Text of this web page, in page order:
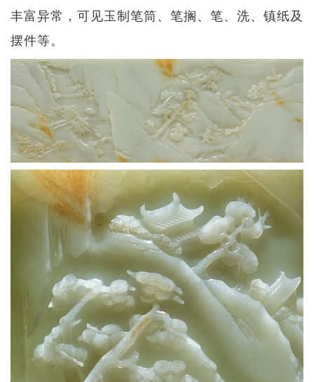
丰富异常，可见玉制笔筒、笔搁、笔、洗、镇纸及
摆件等。